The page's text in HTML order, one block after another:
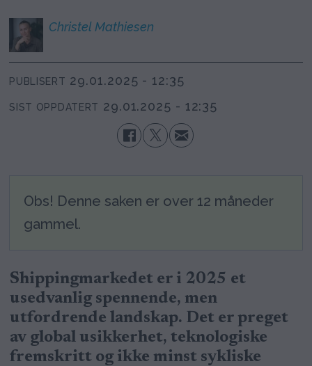
Christel Mathiesen
PUBLISERT 29.01.2025 - 12:35
SIST OPPDATERT 29.01.2025 - 12:35
Obs! Denne saken er over 12 måneder
gammel.
Shippingmarkedet er i 2025 et
usedvanlig spennende, men
utfordrende landskap. Det er preget
av global usikkerhet, teknologiske
fremskritt og ikke minst sykliske